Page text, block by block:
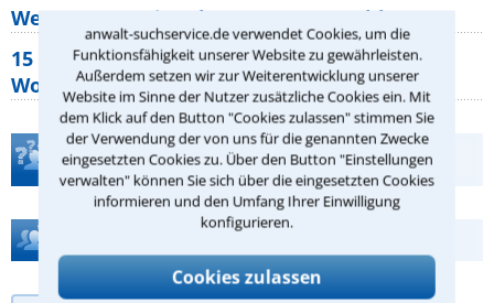
anwalt-suchservice.de verwendet Cookies, um die
Funktionsfähigkeit unserer Website zu gewährleisten.
Außerdem setzen wir zur Weiterentwicklung unserer
Website im Sinne der Nutzer zusätzliche Cookies ein. Mit
dem Klick auf den Button "Cookies zulassen" stimmen Sie
der Verwendung der von uns für die genannten Zwecke
eingesetzten Cookies zu. Über den Button "Einstellungen
verwalten" können Sie sich über die eingesetzten Cookies
informieren und den Umfang Ihrer Einwilligung
konfigurieren.
Cookies zulassen
Wer muss Zweitwohnungssteuer zahlen?
15 elementare Rechte, die jeder
Wohnungseigentümer kennen sollte
Teste Dein Rechtswissen
Hilfe bei Ihrer Anwaltsuche?